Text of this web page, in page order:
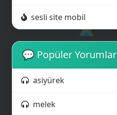
👨‍💻
sesli site mobil
💬 Popüler Yorumlar
asiyürek
melek